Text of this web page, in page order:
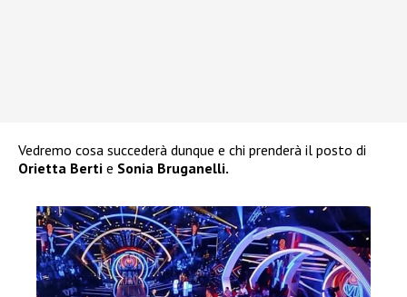
Vedremo cosa succederà dunque e chi prenderà il posto di
Orietta Berti e Sonia Bruganelli.